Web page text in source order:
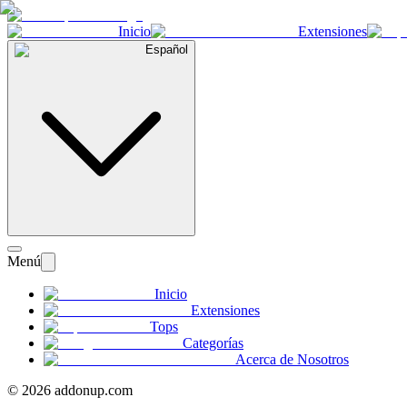
Inicio Extensiones
Español
Menú
Inicio
Extensiones
Tops
Categorías
Acerca de Nosotros
© 2026 addonup.com